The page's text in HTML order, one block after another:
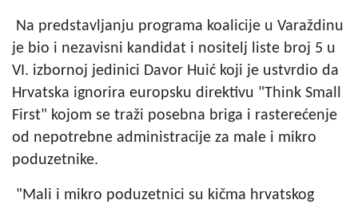
Na predstavljanju programa koalicije u Varaždinu
je bio i nezavisni kandidat i nositelj liste broj 5 u
VI. izbornoj jedinici Davor Huić koji je ustvrdio da
Hrvatska ignorira europsku direktivu "Think Small
First" kojom se traži posebna briga i rasterećenje
od nepotrebne administracije za male i mikro
poduzetnike.
"Mali i mikro poduzetnici su kičma hrvatskog